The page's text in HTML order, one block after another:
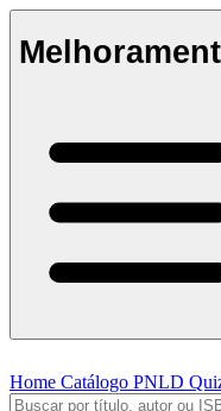
Home Catálogo PNLD